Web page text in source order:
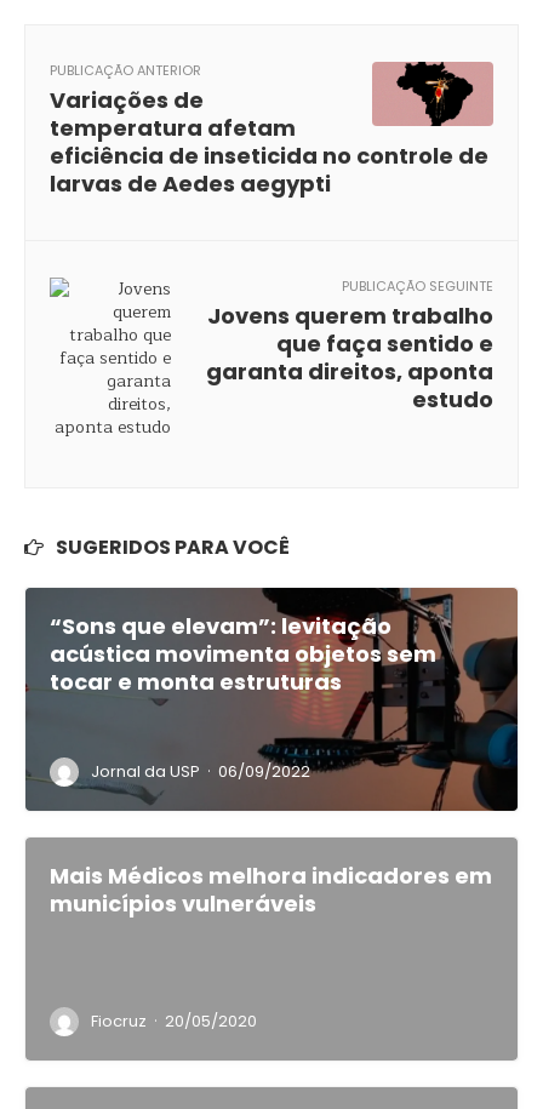
PUBLICAÇÃO ANTERIOR
Variações de
temperatura afetam
eficiência de inseticida no controle de
larvas de Aedes aegypti
PUBLICAÇÃO SEGUINTE
Jovens querem trabalho
que faça sentido e
garanta direitos, aponta
estudo
SUGERIDOS PARA VOCÊ
“Sons que elevam”: levitação
acústica movimenta objetos sem
tocar e monta estruturas
Jornal da USP · 06/09/2022
Mais Médicos melhora indicadores em
municípios vulneráveis
Fiocruz · 20/05/2020